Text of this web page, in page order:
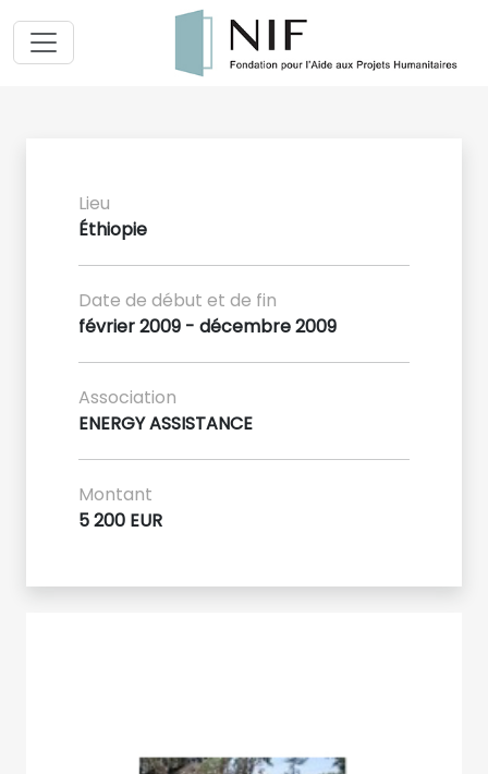
Lieu
Éthiopie
Date de début et de fin
février 2009 - décembre 2009
Association
ENERGY ASSISTANCE
Montant
5 200 EUR